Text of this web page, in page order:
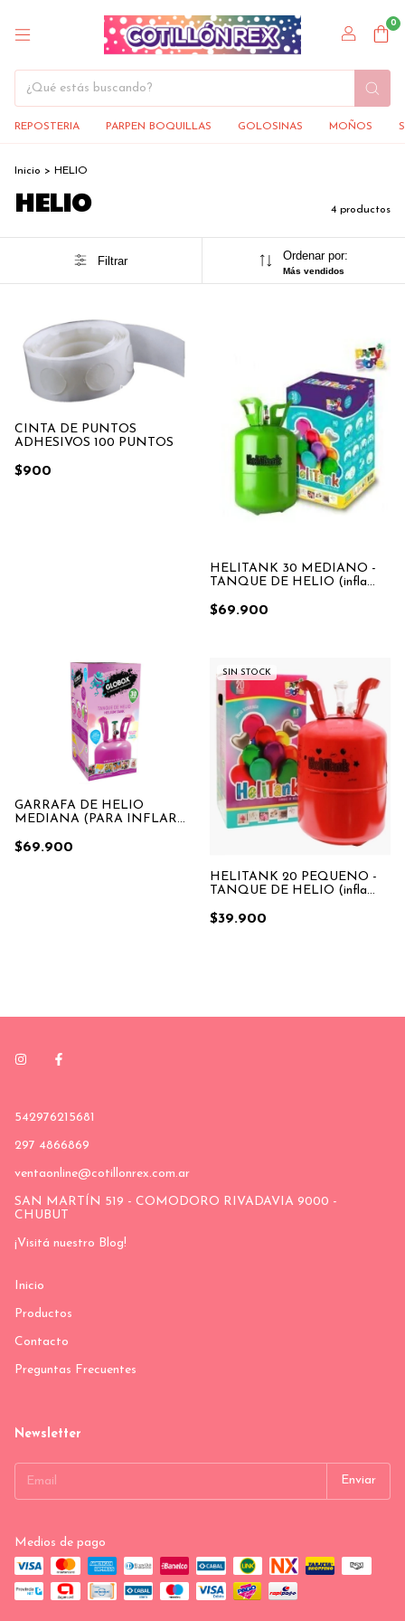
0
REPOSTERIA PARPEN BOQUILLAS GOLOSINAS MOÑOS
Inicio > HELIO
HELIO 4 productos
Filtrar Ordenar por:
Más vendidos
CINTA DE PUNTOS
ADHESIVOS 100 PUNTOS
$900
HELITANK 30 MEDIANO -
TANQUE DE HELIO (infla
$69.900
GARRAFA DE HELIO
MEDIANA (PARA INFLAR
UNIDAD X CAJA)
$69.900
SIN STOCK
HELITANK 20 PEQUEÑO -
TANQUE DE HELIO (infla
$39.900
542976215681
297 4866869
ventaonline@cotillonrex.com.ar
SAN MARTÍN 519 - COMODORO RIVADAVIA 9000 -
CHUBUT
¡Visitá nuestro Blog!
Inicio
Productos
Contacto
Preguntas Frecuentes
Newsletter
Medios de pago